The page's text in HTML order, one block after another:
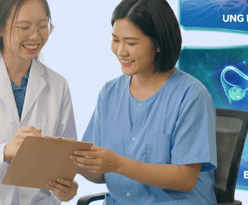
24 giờ.
*